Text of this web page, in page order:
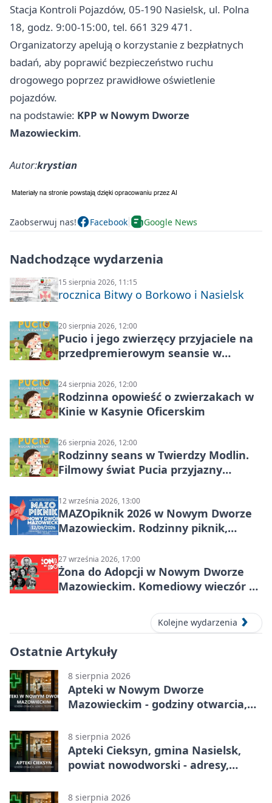
Stacja Kontroli Pojazdów, 05-190 Nasielsk, ul. Polna
18, godz. 9:00-15:00, tel. 661 329 471.
Organizatorzy apelują o korzystanie z bezpłatnych
badań, aby poprawić bezpieczeństwo ruchu
drogowego poprzez prawidłowe oświetlenie
pojazdów.
na podstawie: KPP w Nowym Dworze
Mazowieckim.
Autor:krystian
Zaobserwuj nas! Facebook Google News
Nadchodzące wydarzenia
15 sierpnia 2026, 11:15
rocznica Bitwy o Borkowo i Nasielsk
20 sierpnia 2026, 12:00
Pucio i jego zwierzęcy przyjaciele na
przedpremierowym seansie w
24 sierpnia 2026, 12:00
Rodzinna opowieść o zwierzakach w
Kinie w Kasynie Oficerskim
26 sierpnia 2026, 12:00
Rodzinny seans w Twierdzy Modlin.
Filmowy świat Pucia przyjazny
12 września 2026, 13:00
MAZOpiknik 2026 w Nowym Dworze
Mazowieckim. Rodzinny piknik,
27 września 2026, 17:00
Żona do Adopcji w Nowym Dworze
Mazowieckim. Komediowy wieczór w
Kolejne wydarzenia
Ostatnie Artykuły
8 sierpnia 2026
Apteki w Nowym Dworze
Mazowieckim - godziny otwarcia,
8 sierpnia 2026
Apteki Cieksyn, gmina Nasielsk,
powiat nowodworski - adresy,
8 sierpnia 2026